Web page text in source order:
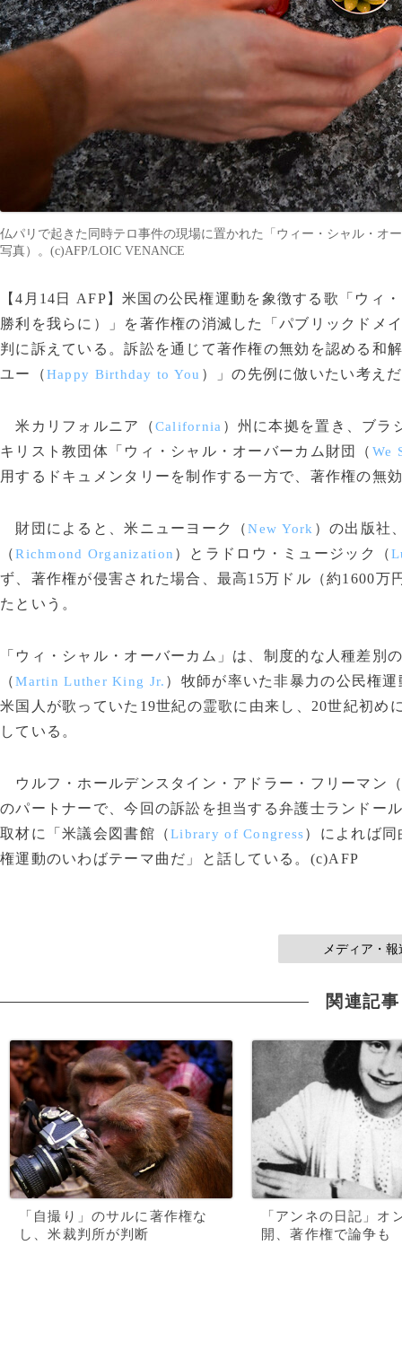
仏パリで起きた同時テロ事件の現場に置かれた「ウィー・シャル・オ
写真）。(c)AFP/LOIC VENANCE
【4月14日 AFP】米国の公民権運動を象徴する歌「ウィ
勝利を我らに）」を著作権の消滅した「パブリックドメ
判に訴えている。訴訟を通じて著作権の無効を認める和
ユー（Happy Birthday to You ）」の先例に倣いたい考え
米カリフォルニア（California ）州に本拠を置き、ブラ
キリスト教団体「ウィ・シャル・オーバーカム財団（ We
用するドキュメンタリーを制作する一方で、著作権の無
財団によると、米ニューヨーク（New York ）の出版社
（Richmond Organization ）とラドロウ・ミュージック（
ず、著作権が侵害された場合、最高15万ドル（約1600
たという。
「ウィ・シャル・オーバーカム」は、制度的な人種差別
（Martin Luther King Jr. ）牧師が率いた非暴力の公民権
米国人が歌っていた19世紀の霊歌に由来し、20世紀初め
している。
ウルフ・ホールデンスタイン・アドラー・フリーマン
のパートナーで、今回の訴訟を担当する弁護士ランドー
取材に「米議会図書館（Library of Congress）によれば
権運動のいわばテーマ曲だ」と話している。(c)AFP
メディア・
関連記事
「自撮り」のサルに著作権な
し、米裁判所が判断
「アンネの日記」オ
開、著作権で論争も